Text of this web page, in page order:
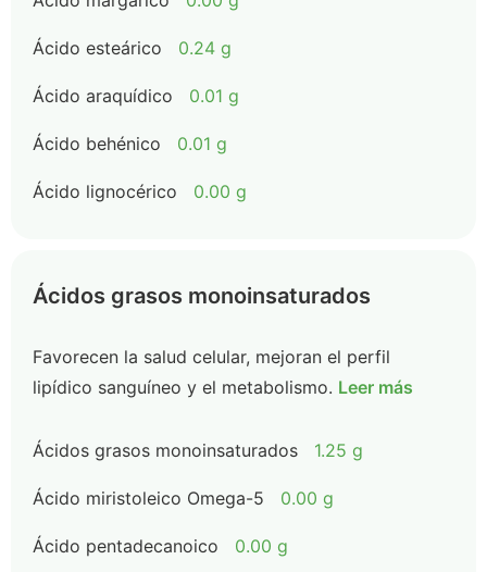
Ácido esteárico 0.24 g
Ácido araquídico 0.01 g
Ácido behénico 0.01 g
Ácido lignocérico 0.00 g
Ácidos grasos monoinsaturados
Favorecen la salud celular, mejoran el perfil
lipídico sanguíneo y el metabolismo. Leer más
Ácidos grasos monoinsaturados 1.25 g
Ácido miristoleico Omega-5 0.00 g
Ácido pentadecanoico 0.00 g